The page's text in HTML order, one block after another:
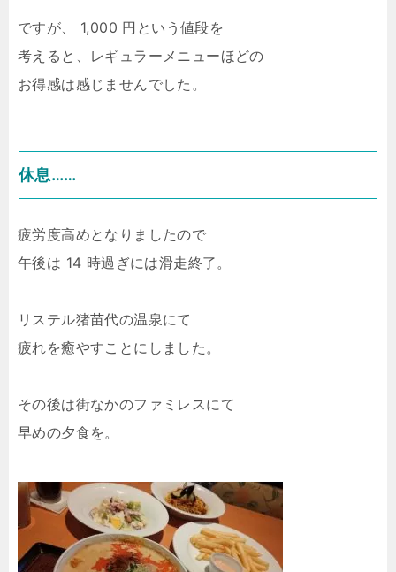
ですが、 1,000 円という値段を
考えると、レギュラーメニューほどの
お得感は感じませんでした。
休息……
疲労度高めとなりましたので
午後は 14 時過ぎには滑走終了。
リステル猪苗代の温泉にて
疲れを癒やすことにしました。
その後は街なかのファミレスにて
早めの夕食を。